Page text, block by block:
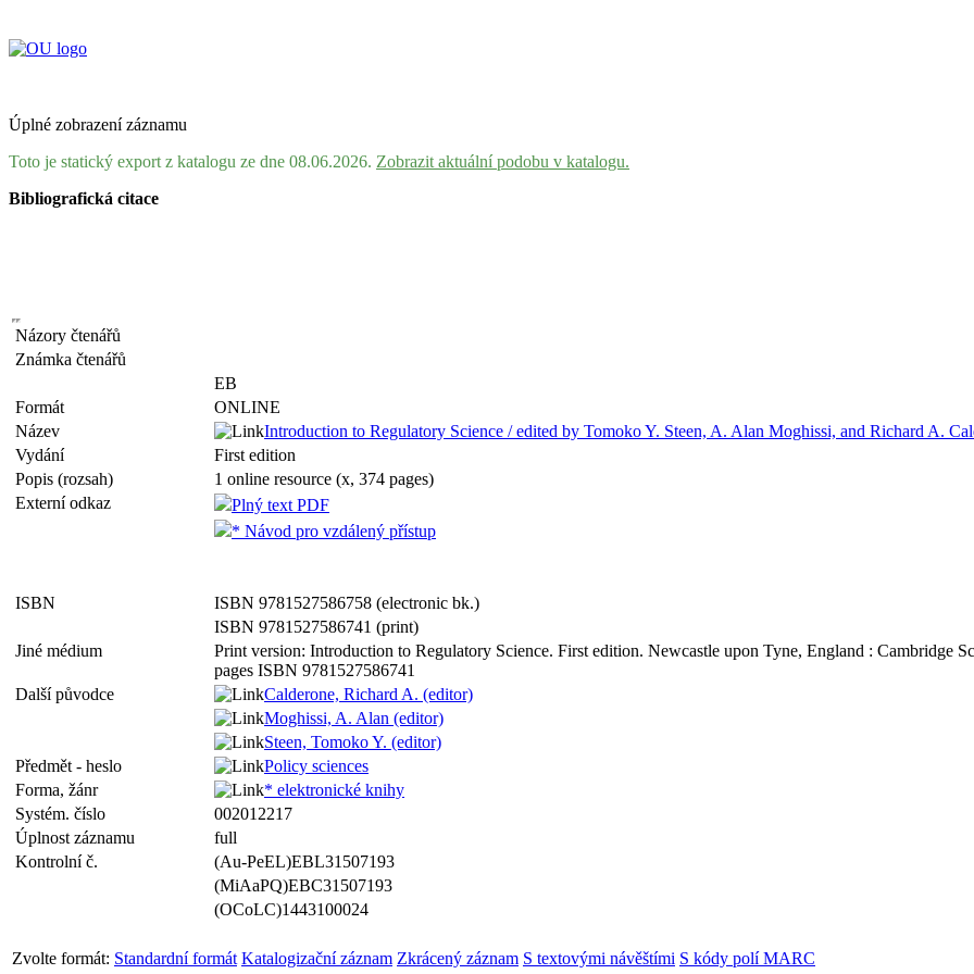
Úplné zobrazení záznamu
Toto je statický export z katalogu ze dne 08.06.2026. Zobrazit aktuální podobu v katalogu.
Bibliografická citace
Názory čtenářů
Známka čtenářů
EB
Formát
ONLINE
Název
Introduction to Regulatory Science / edited by Tomoko Y. Steen, A. Alan Moghissi, and Richard A.
Vydání
First edition
Popis (rozsah)
1 online resource (x, 374 pages)
Externí odkaz
Plný text PDF
* Návod pro vzdálený přístup
ISBN
ISBN 9781527586758 (electronic bk.)
ISBN 9781527586741 (print)
Jiné médium
Print version: Introduction to Regulatory Science. First edition. Newcastle upon Tyne, England : Cambridge
pages ISBN 9781527586741
Další původce
Calderone, Richard A. (editor)
Moghissi, A. Alan (editor)
Steen, Tomoko Y. (editor)
Předmět - heslo
Policy sciences
Forma, žánr
* elektronické knihy
Systém. číslo
002012217
Úplnost záznamu
full
Kontrolní č.
(Au-PeEL)EBL31507193
(MiAaPQ)EBC31507193
(OCoLC)1443100024
Zvolte formát: Standardní formát Katalogizační záznam Zkrácený záznam S textovými návěštími S kódy polí MARC